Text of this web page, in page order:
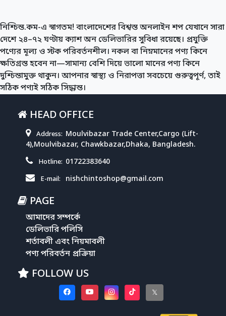
নিশ্চিন্ত.কম-এ স্বাগতম! বাংলাদেশের বিশ্বস্ত অনলাইন শপ যেখানে সারা
দেশে ২৪–৭২ ঘণ্টায় ক্যাশ অন ডেলিভারির সুবিধা রয়েছে। প্রযুক্তি
পণ্যের মূল্য ও স্টক পরিবর্তনশীল। নকল বা নিম্নমানের পণ্য কিনে
ক্ষতিগ্রস্ত হবেন না—সামান্য বেশি দিয়ে ভালো মানের পণ্য কিনে
দুশ্চিন্তামুক্ত থাকুন। আপনার স্বাস্থ্য ও নিরাপত্তা সবচেয়ে গুরুত্বপূর্ণ, তাই
সঠিক পণ্যই সঠিক সিদ্ধান্ত।
HEAD OFFICE
Address: Moulvibazar Trade Center,Cargo (Lift-
4),Moulvibazar, Chawkbazar,Dhaka, Bangladesh.
Hotline: 01722383640
E-mail: nishchintoshop@gmail.com
PAGE
আমাদের সম্পর্কে
ডেলিভারি পলিসি
শর্তাবলী এবং নিয়মাবলী
পণ্য পরিবর্তন প্রক্রিয়া
FOLLOW US
𝕏